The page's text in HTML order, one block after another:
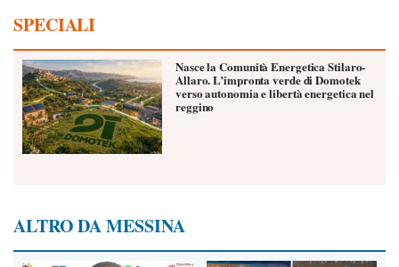
SPECIALI
Nasce la Comunità Energetica Stilaro-
Allaro. L’impronta verde di Domotek
verso autonomia e libertà energetica nel
reggino
ALTRO DA MESSINA